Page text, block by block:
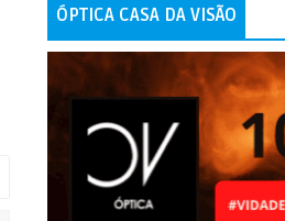
ÓPTICA CASA DA VISÃO